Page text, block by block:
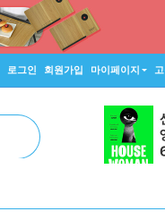
로그인 회원가입 마이페이지